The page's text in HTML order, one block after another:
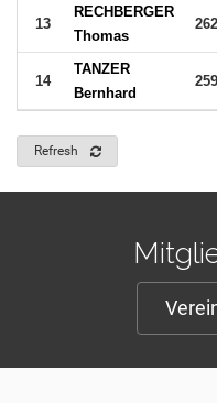
13
RECHBERGER
Thomas
14
TANZER
Bernhard
Refresh